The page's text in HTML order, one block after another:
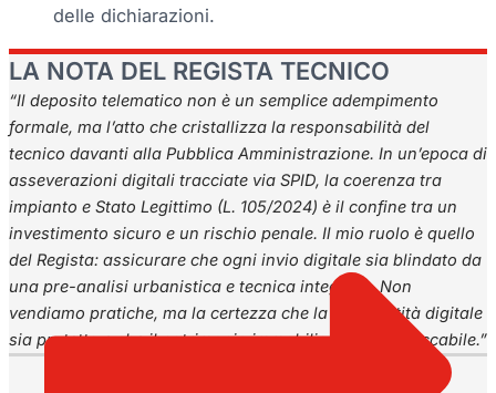
delle dichiarazioni.
LA NOTA DEL REGISTA TECNICO
“Il deposito telematico non è un semplice adempimento
formale, ma l’atto che cristallizza la responsabilità del
tecnico davanti alla Pubblica Amministrazione. In un’epoca di
asseverazioni digitali tracciate via SPID, la coerenza tra
impianto e Stato Legittimo (L. 105/2024) è il confine tra un
investimento sicuro e un rischio penale. Il mio ruolo è quello
del Regista: assicurare che ogni invio digitale sia blindato da
una pre-analisi urbanistica e tecnica integrata. Non
vendiamo pratiche, ma la certezza che la tua identità digitale
sia protetta e che il patrimonio immobiliare sia inattaccabile.”